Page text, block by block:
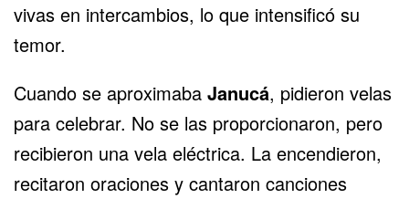
vivas en intercambios, lo que intensificó su
temor.
Cuando se aproximaba Janucá, pidieron velas
para celebrar. No se las proporcionaron, pero
recibieron una vela eléctrica. La encendieron,
recitaron oraciones y cantaron canciones